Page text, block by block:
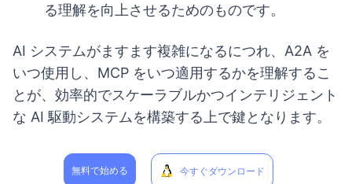
る理解を向上させるためのものです。
AI システムがますます複雑になるにつれ、A2A を
いつ使用し、MCP をいつ適用するかを理解するこ
とが、効率的でスケーラブルかつインテリジェント
な AI 駆動システムを構築する上で鍵となります。
無料で始める 今すぐダウンロード